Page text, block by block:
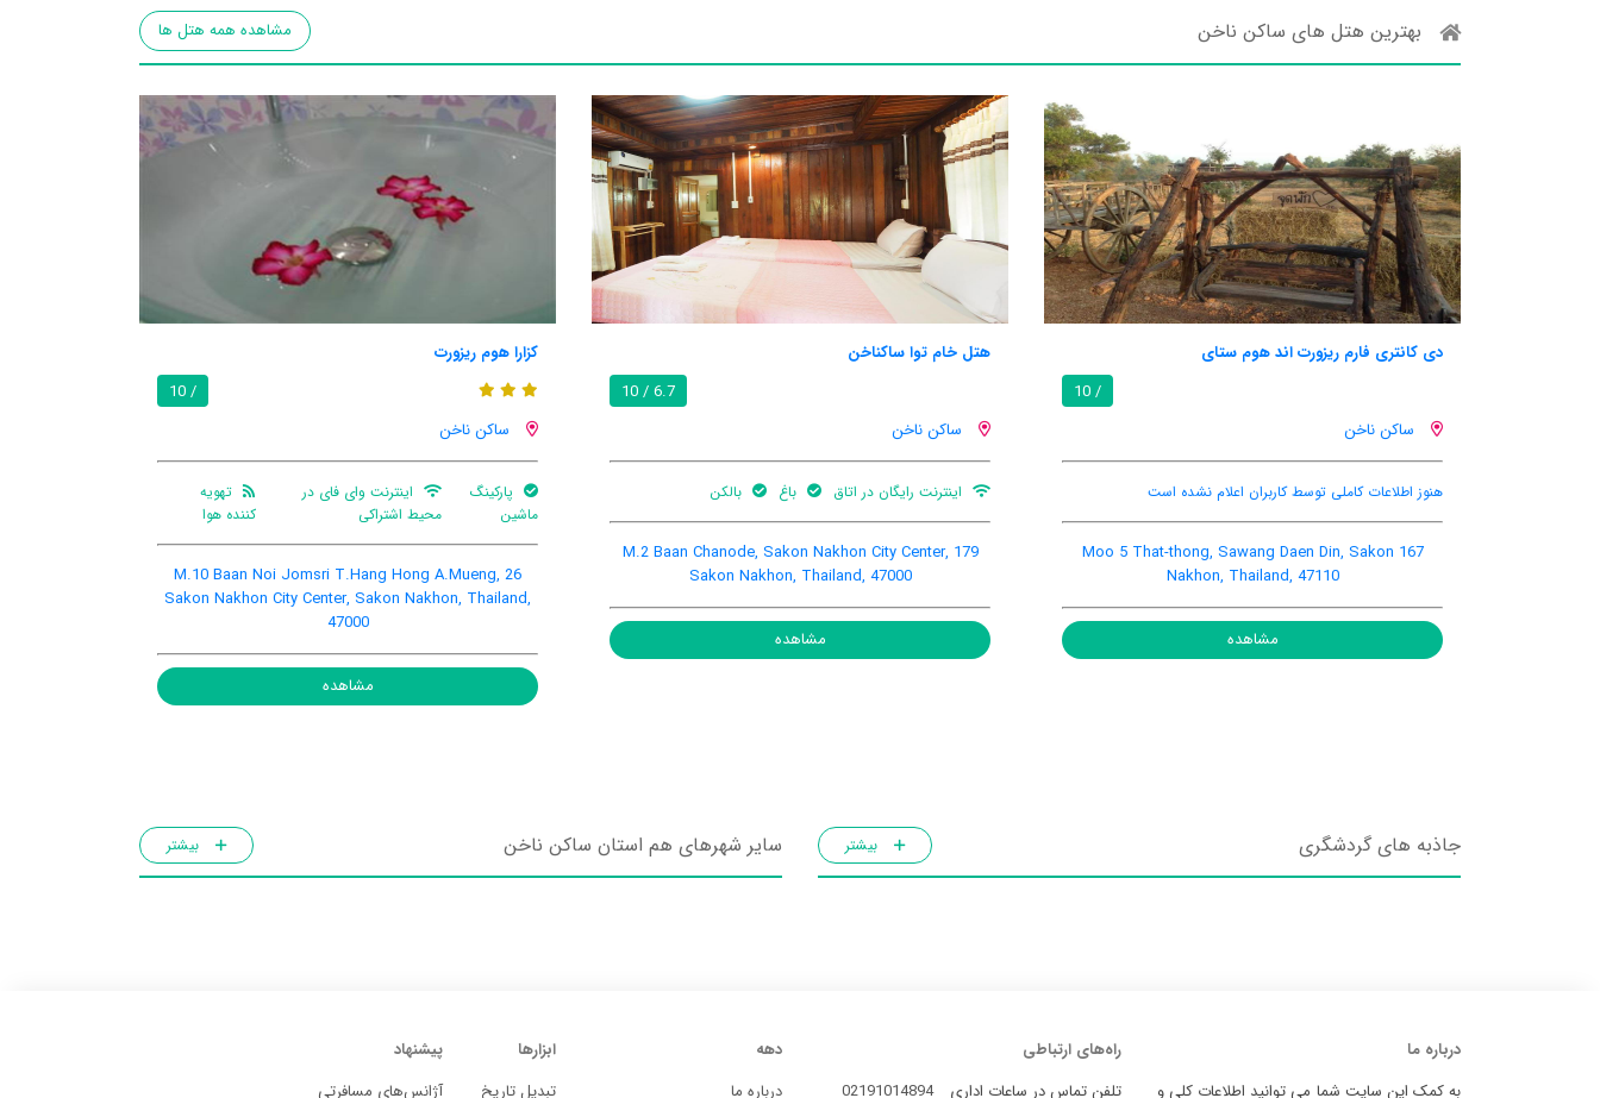
بهترین هتل های ساکن ناخن مشاهده همه هتل ها
دی کانتری فارم ریزورت اند هوم ستای
/ 10
ساکن ناخن
هنوز اطلاعات کاملی توسط کاربران اعلام نشده است
167 Moo 5 That-thong, Sawang Daen Din, Sakon
Nakhon, Thailand, 47110
مشاهده
هتل خام توا ساکناخن
6.7 / 10
ساکن ناخن
اینترنت رایگان در اتاق باغ بالکن
179 M.2 Baan Chanode, Sakon Nakhon City Center,
Sakon Nakhon, Thailand, 47000
مشاهده
کزارا هوم ریزورت
/ 10
ساکن ناخن
پارکینگ
ماشین
اینترنت وای فای در
محیط اشتراکی
تهویه
کننده هوا
26 M.10 Baan Noi Jomsri T.Hang Hong A.Mueng,
Sakon Nakhon City Center, Sakon Nakhon, Thailand,
47000
مشاهده
جاذبه های گردشگری بیشتر سایر شهرهای هم استان ساکن ناخن بیشتر
درباره ما
به کمک این سایت شما می توانید اطلاعات کلی و
راه‌های ارتباطی
تلفن تماس در ساعات اداری
02191014894
دهه
درباره ما
ابزارها
تبدیل تاریخ
پیشنهاد
آژانس‌های مسافرتی